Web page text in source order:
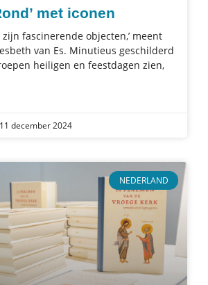
met iconen
zijn fascinerende objecten,’ meent
van Es. Minutieus geschilderd
heiligen en feestdagen zien,
11 december 2024
NEDERLAND